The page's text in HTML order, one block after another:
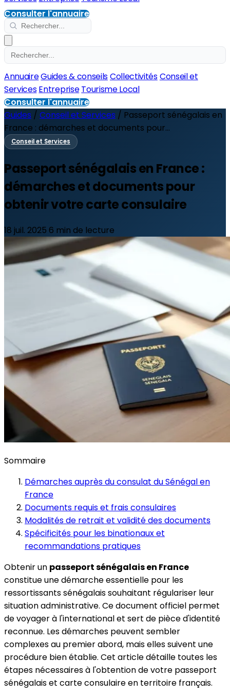
Consulter l'annuaire
AnnuaireGuides & conseilsCollectivitésConseil et
ServicesEntreprise Tourisme Local
Consulter l'annuaire
Guides / Conseil et Services / Passeport sénégalais en
France : démarches et documents pour...
Conseil et Services
Passeport sénégalais en France :
démarches et documents pour
obtenir votre carte consulaire
18 juil. 2025 6 min de lecture
Sommaire
Démarches auprès du consulat du Sénégal en
France
Documents requis et frais consulaires
Modalités de retrait et validité des documents
Spécificités pour les binationaux et
recommandations pratiques
Obtenir un passeport sénégalais en France
constitue une démarche essentielle pour les
ressortissants sénégalais souhaitant régulariser leur
situation administrative. Ce document officiel permet
de voyager à l'international et sert de pièce d'identité
reconnue. Les démarches peuvent sembler
complexes au premier abord, mais elles suivent une
procédure bien établie. Cet article détaille toutes les
étapes nécessaires à l'obtention de votre passeport
sénégalais et carte consulaire en territoire français.